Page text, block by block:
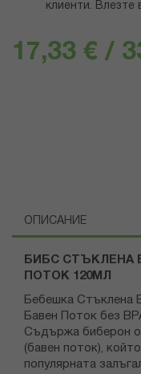
клиенти. Влезте
17,33 € /
ОПИСАНИЕ
БИБС СТЪКЛЕНА
ПОТОК 120МЛ
Бебешка Стъклена
Бавен Поток без
Съдържа биберон
(бавен поток),
популярната